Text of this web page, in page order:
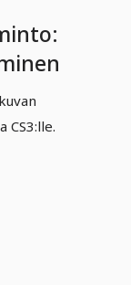
CS3:lle.